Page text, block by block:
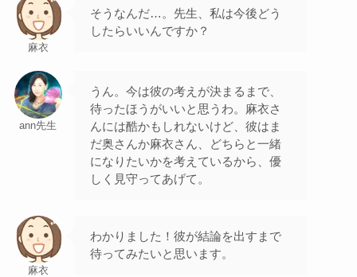
麻衣
そうなんだ…。先生、私は今後どう
したらいいんですか？
ann先生
うん。今は彼の考えが決まるまで、
待ったほうがいいと思うわ。麻衣さ
んには酷かもしれないけど、彼はま
だ奥さんか麻衣さん、どちらと一緒
になりたいかを考えているから、優
しく見守ってあげて。
麻衣
わかりました！彼が結論を出すまで
待ってみたいと思います。